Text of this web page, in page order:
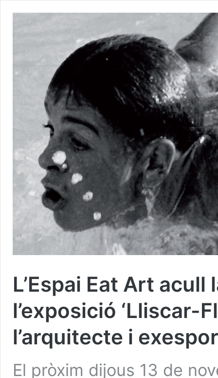
L’Espai Eat Art
l’exposició ‘Lliscar-
l’arquitecte i
El pròxim dijous 13 de